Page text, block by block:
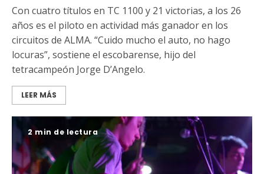
Con cuatro títulos en TC 1100 y 21 victorias, a los 26
años es el piloto en actividad más ganador en los
circuitos de ALMA. “Cuido mucho el auto, no hago
locuras”, sostiene el escobarense, hijo del
tetracampeón Jorge D’Angelo.
LEER MÁS
2 min de lectura